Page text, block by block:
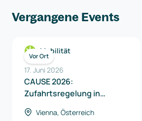
Vergangene Events
Vor Ort
Mobilität
17. Juni 2026
CAUSE 2026:
Zufahrtsregelung in
Vienna, Österreich